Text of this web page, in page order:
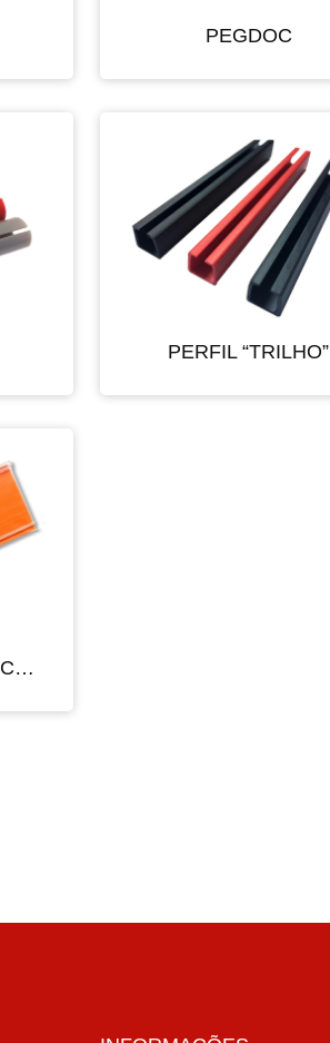
PEGDOC
PERFIL “TRILHO”
PORTA ETIQUETAS COM VISOR CRISTAL